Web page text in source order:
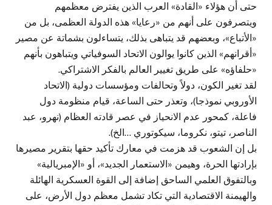
حتى أن هؤلاء «القادة» العرب الذين يفترض معظمهم
ويتصرفون على أنهم من «رعايا» هذه الدولة العظمى، بل من
«الأتباع»، وبعضهم قد يتباهى بذلك، يتساءلون بشماتة عن مصير
«أقرانهم» الذين كانوا يوالون الاتحاد السوفياتي ويتباهون بأنهم
«حلفاؤه» على طريق تغيير العالم بالفكر الاشتراكي.
لقد تغير الكون، دولاً وتحالفات ومؤسسات دولية (الاتحاد
الأوروبي نموذجا)، وتعذر حتى الساعة، قيام منظومة دول
فاعلة، كمحور عدم الانحياز في عصر قادته العظام (نهرو، عبد
الناصر، تيتو، نكروما، سيكوتوري …الخ).
بل إن الشعوب قد هزمت في معارك تأكيد حقها بتقرير مصيرها
بإرادتها الحرة، وهيمن «الاستعمار الجديد»، أو «الإمبريالية»
وبالتفوق العلمي الساحق إضافة إلى القوة العسكرية الهائلة
والهيمنة الاقتصادية التي تكاد تشمل معظم دول الأرض، على